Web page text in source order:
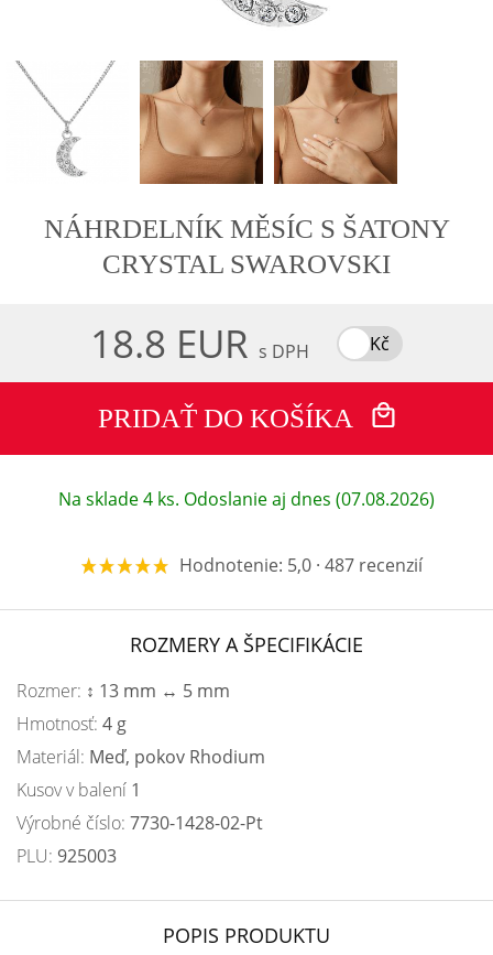
NÁHRDELNÍK MĚSÍC S ŠATONY
CRYSTAL SWAROVSKI
18.8 EUR s DPH Kč
PRIDAŤ DO KOŠÍKA
Na sklade 4 ks. Odoslanie aj dnes (07.08.2026)
Hodnotenie: 5,0 · 487 recenzií
ROZMERY A ŠPECIFIKÁCIE
Rozmer: ↕ 13 mm ↔ 5 mm
Hmotnosť: 4 g
Materiál: Meď, pokov Rhodium
Kusov v balení 1
Výrobné číslo: 7730-1428-02-Pt
PLU: 925003
POPIS PRODUKTU